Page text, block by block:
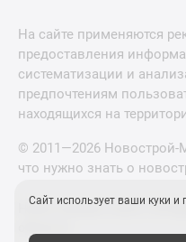
На сайте применяются
предоставления
систематизации и
предпочтениям
находящихся на
© 2011—2026
что нужно знать о
Новостройки Санкт-
Сайт использует ваши куки и